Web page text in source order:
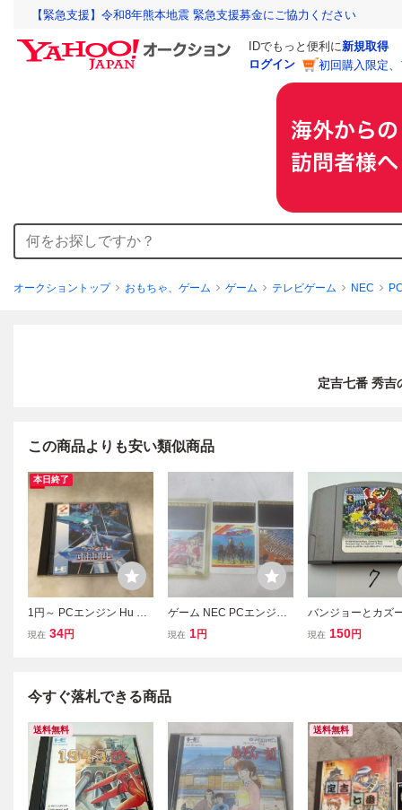
【緊急支援】令和8年熊本地震 緊急支援募金にご協力ください
IDでもっと便利に新規取得
ログイン
初回購入限定
オークショントップ おもちゃ、ゲーム ゲーム テレビゲーム NEC
定吉七番 秀
この商品よりも安い類似商品
本日終了
1円～ PCエンジン Hu CA
RD グラディウス
現在 34円
ゲーム NEC PCエンジン
ソフト Huカード 3点 Hu
現在 1円
バンジョーとカズ
大冒険 任天堂
現在 150円
今すぐ落札できる商品
送料無料 送料無料